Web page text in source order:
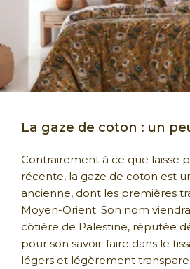
La gaze de coton : un
Contrairement à ce que laisse
récente, la gaze de coton est
ancienne, dont les premières
Moyen-Orient. Son nom
côtière de Palestine, réputée
pour son savoir-faire dans le
légers et légèrement